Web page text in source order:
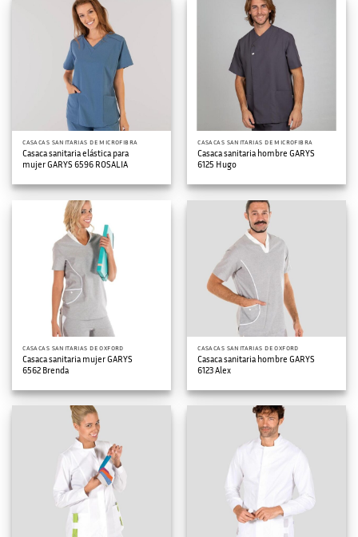
CASACAS SANITARIAS DE MICROFIBRA
Casaca sanitaria elástica para
mujer GARYS 6596 ROSALIA
CASACAS SANITARIAS DE MICROFIBRA
Casaca sanitaria hombre GARYS
6125 Hugo
CASACAS SANITARIAS DE OXFORD
Casaca sanitaria mujer GARYS
6562 Brenda
CASACAS SANITARIAS DE OXFORD
Casaca sanitaria hombre GARYS
6123 Alex